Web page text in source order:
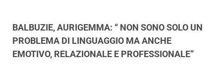
BALBUZIE, AURIGEMMA: “ NON SONO SOLO UN
PROBLEMA DI LINGUAGGIO MA ANCHE
EMOTIVO, RELAZIONALE E PROFESSIONALE”